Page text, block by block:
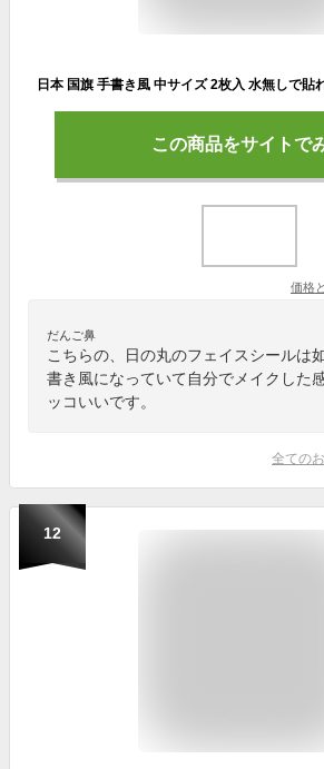
この商品をサイトで
価格
だんご鼻
こちらの、日の丸のフェイスシールは
書き風になっていて自分でメイクした
ッコいいです。
全ての
12